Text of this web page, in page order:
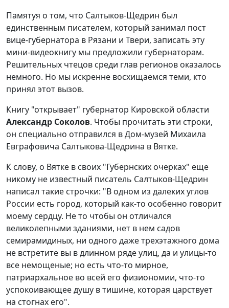
Памятуя о том, что Салтыков-Щедрин был
единственным писателем, который занимал пост
вице-губернатора в Рязани и Твери, записать эту
мини-видеокнигу мы предложили губернаторам.
Решительных чтецов среди глав регионов оказалось
немного. Но мы искренне восхищаемся теми, кто
принял этот вызов.
Книгу "открывает" губернатор Кировской области
Александр Соколов. Чтобы прочитать эти строки,
он специально отправился в Дом-музей Михаила
Евграфовича Салтыкова-Щедрина в Вятке.
К слову, о Вятке в своих "Губернских очерках" еще
никому не известный писатель Салтыков-Щедрин
написал такие строчки: "В одном из далеких углов
России есть город, который как-то особенно говорит
моему сердцу. Не то чтобы он отличался
великолепными зданиями, нет в нем садов
семирамидиных, ни одного даже трехэтажного дома
не встретите вы в длинном ряде улиц, да и улицы-то
все немощеные; но есть что-то мирное,
патриархальное во всей его физиономии, что-то
успокоивающее душу в тишине, которая царствует
на стогнах его".